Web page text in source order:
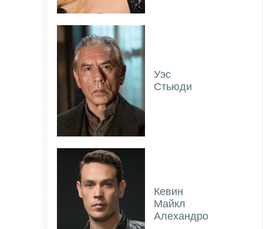
Уэс
Стьюди
Кевин
Майкл
Алехандро